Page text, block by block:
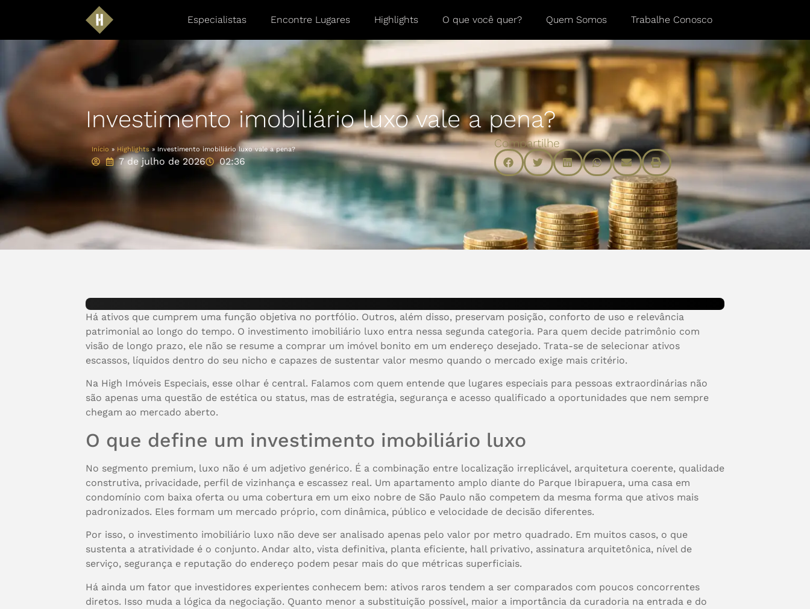
Especialistas Encontre Lugares Highlights O que você quer? Quem Somos Trabalhe Conosco
Investimento imobiliário luxo vale a pena?
Início » Highlights » Investimento imobiliário luxo vale a pena?
7 de julho de 2026 02:36
Compartilhe
Há ativos que cumprem uma função objetiva no portfólio. Outros, além disso, preservam posição, conforto de uso e relevância
patrimonial ao longo do tempo. O investimento imobiliário luxo entra nessa segunda categoria. Para quem decide patrimônio com
visão de longo prazo, ele não se resume a comprar um imóvel bonito em um endereço desejado. Trata-se de selecionar ativos
escassos, líquidos dentro do seu nicho e capazes de sustentar valor mesmo quando o mercado exige mais critério.
Na High Imóveis Especiais, esse olhar é central. Falamos com quem entende que lugares especiais para pessoas extraordinárias não
são apenas uma questão de estética ou status, mas de estratégia, segurança e acesso qualificado a oportunidades que nem sempre
chegam ao mercado aberto.
O que define um investimento imobiliário luxo
No segmento premium, luxo não é um adjetivo genérico. É a combinação entre localização irreplicável, arquitetura coerente, qualidade
construtiva, privacidade, perfil de vizinhança e escassez real. Um apartamento amplo diante do Parque Ibirapuera, uma casa em
condomínio com baixa oferta ou uma cobertura em um eixo nobre de São Paulo não competem da mesma forma que ativos mais
padronizados. Eles formam um mercado próprio, com dinâmica, público e velocidade de decisão diferentes.
Por isso, o investimento imobiliário luxo não deve ser analisado apenas pelo valor por metro quadrado. Em muitos casos, o que
sustenta a atratividade é o conjunto. Andar alto, vista definitiva, planta eficiente, hall privativo, assinatura arquitetônica, nível de
serviço, segurança e reputação do endereço podem pesar mais do que métricas superficiais.
Há ainda um fator que investidores experientes conhecem bem: ativos raros tendem a ser comparados com poucos concorrentes
diretos. Isso muda a lógica da negociação. Quanto menor a substituição possível, maior a importância da curadoria na entrada e do